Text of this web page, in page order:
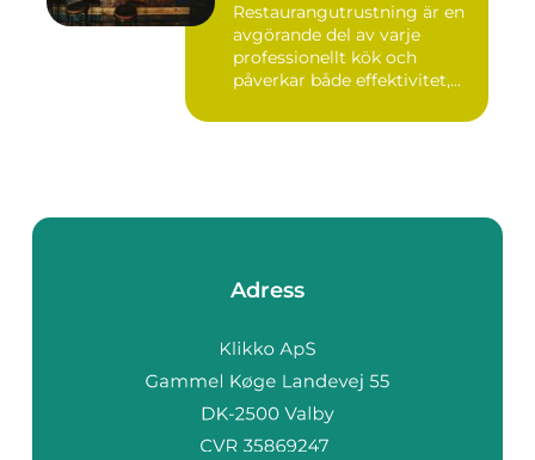
Restaurangutrustning är en
avgörande del av varje
professionellt kök och
påverkar både effektivitet,...
Adress